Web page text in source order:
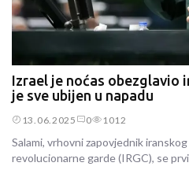
Izrael je noćas obezglavio
je sve ubijen u napadu
13.06.2025 0 1012
Salami, vrhovni zapovjednik
revolucionarne garde (IRGC), se